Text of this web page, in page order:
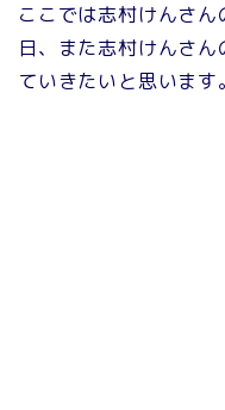
ここでは志村けんさ
日、また志村けんさ
ていきたいと思います。